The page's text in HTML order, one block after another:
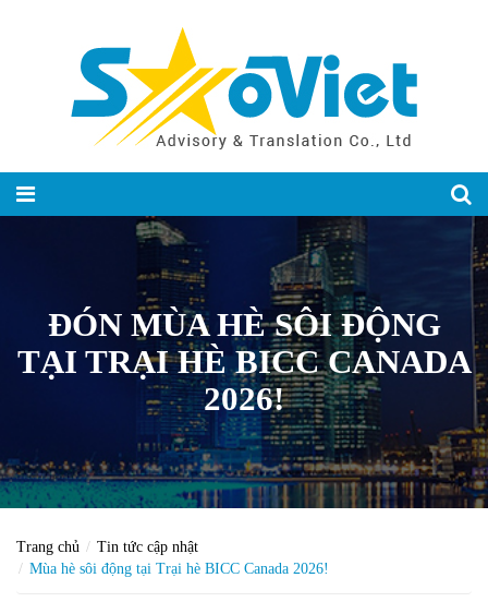
ĐÓN MÙA HÈ SÔI ĐỘNG
TẠI TRẠI HÈ BICC CANADA
2026!
Trang chủ
Tin tức cập nhật
Mùa hè sôi động tại Trại hè BICC Canada 2026!